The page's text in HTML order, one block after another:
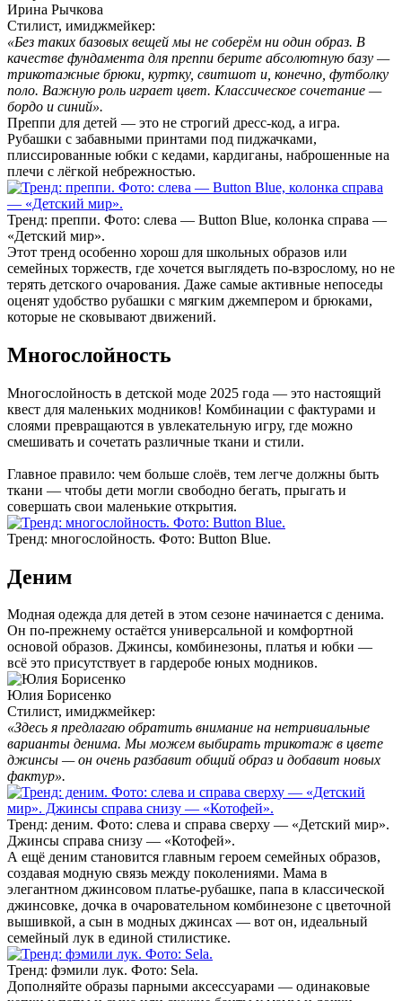
Ирина Рычкова
Стилист, имиджмейкер:
«Без таких базовых вещей мы не соберём ни один образ. В
качестве фундамента для преппи берите абсолютную базу —
трикотажные брюки, куртку, свитшот и, конечно, футболку
поло. Важную роль играет цвет. Классическое сочетание —
бордо и синий».
Преппи для детей — это не строгий дресс-код, а игра.
Рубашки с забавными принтами под пиджачками,
плиссированные юбки с кедами, кардиганы, наброшенные на
плечи с лёгкой небрежностью.
Тренд: преппи. Фото: слева — Button Blue, колонка справа —
«Детский мир».
Этот тренд особенно хорош для школьных образов или
семейных торжеств, где хочется выглядеть по-взрослому, но не
терять детского очарования. Даже самые активные непоседы
оценят удобство рубашки с мягким джемпером и брюками,
которые не сковывают движений.
Многослойность
Многослойность в детской моде 2025 года — это настоящий
квест для маленьких модников! Комбинации с фактурами и
слоями превращаются в увлекательную игру, где можно
смешивать и сочетать различные ткани и стили.
Главное правило: чем больше слоёв, тем легче должны быть
ткани — чтобы дети могли свободно бегать, прыгать и
совершать свои маленькие открытия.
Тренд: многослойность. Фото: Button Blue.
Деним
Модная одежда для детей в этом сезоне начинается с денима.
Он по-прежнему остаётся универсальной и комфортной
основой образов. Джинсы, комбинезоны, платья и юбки —
всё это присутствует в гардеробе юных модников.
Юлия Борисенко
Стилист, имиджмейкер:
«Здесь я предлагаю обратить внимание на нетривиальные
варианты денима. Мы можем выбирать трикотаж в цвете
джинсы — он очень разбавит общий образ и добавит новых
фактур».
Тренд: деним. Фото: слева и справа сверху — «Детский мир».
Джинсы справа снизу — «Котофей».
А ещё деним становится главным героем семейных образов,
создавая модную связь между поколениями. Мама в
элегантном джинсовом платье-рубашке, папа в классической
джинсовке, дочка в очаровательном комбинезоне с цветочной
вышивкой, а сын в модных джинсах — вот он, идеальный
семейный лук в единой стилистике.
Тренд: фэмили лук. Фото: Sela.
Дополняйте образы парными аксессуарами — одинаковые